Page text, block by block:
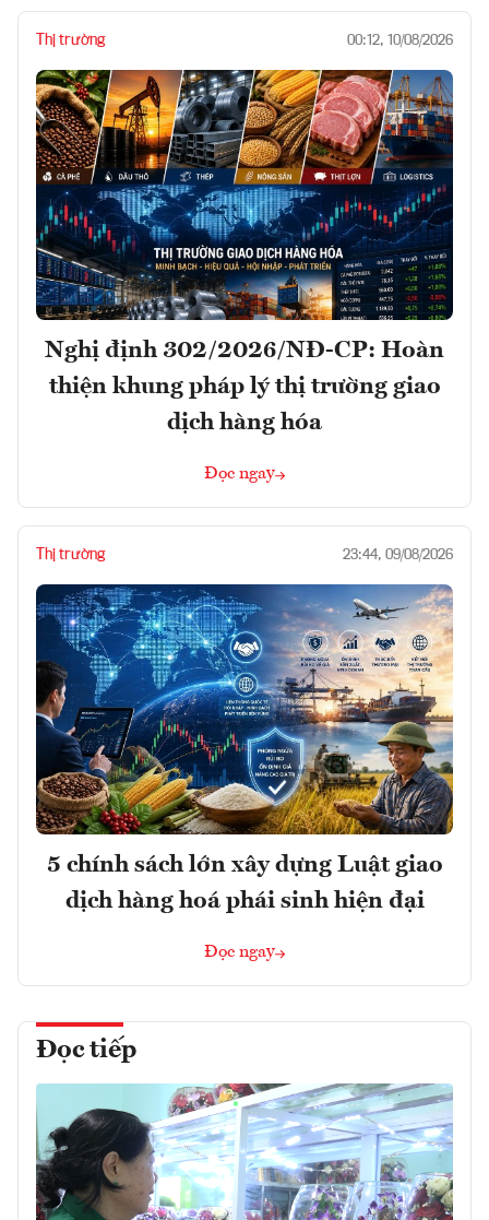
Thị trường 00:12, 10/08/2026
Nghị định 302/2026/NĐ-CP: Hoàn
thiện khung pháp lý thị trường giao
dịch hàng hóa
Đọc ngay
Thị trường 23:44, 09/08/2026
5 chính sách lớn xây dựng Luật giao
dịch hàng hoá phái sinh hiện đại
Đọc ngay
Đọc tiếp